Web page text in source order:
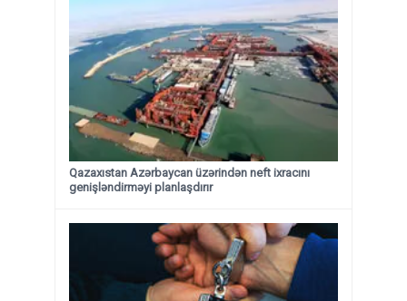
Qazaxıstan Azərbaycan üzərindən neft ixracını
genişləndirməyi planlaşdırır